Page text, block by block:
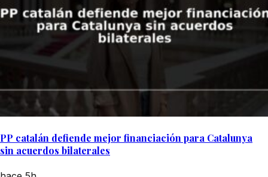
PP catalán defiende mejor financiación para Catalunya
sin acuerdos bilaterales